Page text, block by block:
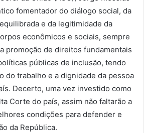
fomentador do diálogo social, da
e da legitimidade da
econômicos e sociais, sempre
promoção de direitos fundamentais
públicas de inclusão, tendo
do trabalho e a dignidade da pessoa
Decerto, uma vez investido como
Corte do país, assim não faltarão a
condições para defender e
da República.